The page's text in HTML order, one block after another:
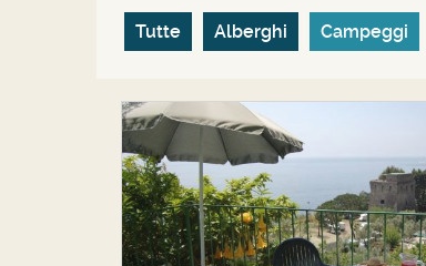
Tutte Alberghi Campeggi